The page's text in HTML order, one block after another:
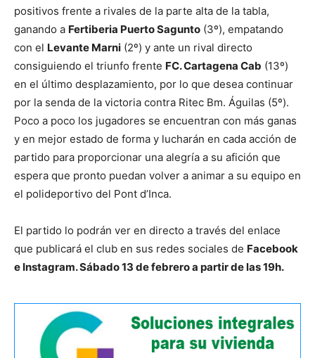
positivos frente a rivales de la parte alta de la tabla,
ganando a Fertiberia Puerto Sagunto (3º), empatando
con el Levante Marni (2º) y ante un rival directo
consiguiendo el triunfo frente FC. Cartagena Cab (13º)
en el último desplazamiento, por lo que desea continuar
por la senda de la victoria contra Ritec Bm. Águilas (5º).
Poco a poco los jugadores se encuentran con más ganas
y en mejor estado de forma y lucharán en cada acción de
partido para proporcionar una alegría a su afición que
espera que pronto puedan volver a animar a su equipo en
el polideportivo del Pont d’Inca.
El partido lo podrán ver en directo a través del enlace
que publicará el club en sus redes sociales de Facebook
e Instagram. Sábado 13 de febrero a partir de las 19h.